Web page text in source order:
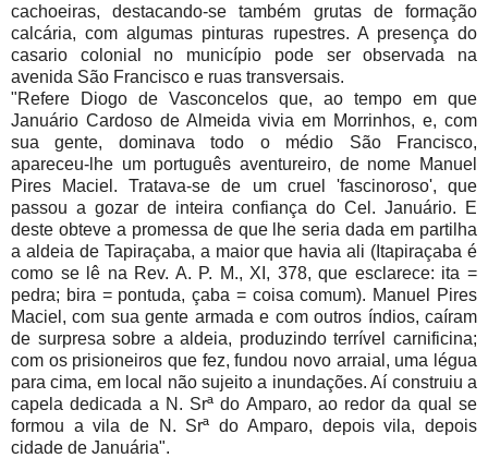
cachoeiras, destacando-se também grutas de formação
calcária, com algumas pinturas rupestres. A presença do
casario colonial no município pode ser observada na
avenida São Francisco e ruas transversais.
"Refere Diogo de Vasconcelos que, ao tempo em que
Januário Cardoso de Almeida vivia em Morrinhos, e, com
sua gente, dominava todo o médio São Francisco,
apareceu-lhe um português aventureiro, de nome Manuel
Pires Maciel. Tratava-se de um cruel 'fascinoroso', que
passou a gozar de inteira confiança do Cel. Januário. E
deste obteve a promessa de que lhe seria dada em partilha
a aldeia de Tapiraçaba, a maior que havia ali (Itapiraçaba é
como se lê na Rev. A. P. M., XI, 378, que esclarece: ita =
pedra; bira = pontuda, çaba = coisa comum). Manuel Pires
Maciel, com sua gente armada e com outros índios, caíram
de surpresa sobre a aldeia, produzindo terrível carnificina;
com os prisioneiros que fez, fundou novo arraial, uma légua
para cima, em local não sujeito a inundações. Aí construiu a
capela dedicada a N. Srª do Amparo, ao redor da qual se
formou a vila de N. Srª do Amparo, depois vila, depois
cidade de Januária".